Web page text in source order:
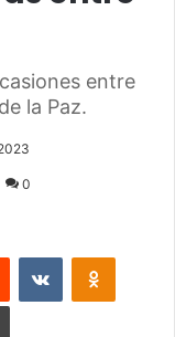
entre
la Paz.
0